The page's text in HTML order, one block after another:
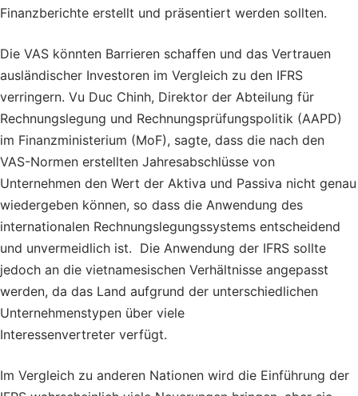
Finanzberichte erstellt und präsentiert werden sollten.
Die VAS könnten Barrieren schaffen und das Vertrauen
ausländischer Investoren im Vergleich zu den IFRS
verringern. Vu Duc Chinh, Direktor der Abteilung für
Rechnungslegung und Rechnungsprüfungspolitik (AAPD)
im Finanzministerium (MoF), sagte, dass die nach den
VAS-Normen erstellten Jahresabschlüsse von
Unternehmen den Wert der Aktiva und Passiva nicht genau
wiedergeben können, so dass die Anwendung des
internationalen Rechnungslegungssystems entscheidend
und unvermeidlich ist. Die Anwendung der IFRS sollte
jedoch an die vietnamesischen Verhältnisse angepasst
werden, da das Land aufgrund der unterschiedlichen
Unternehmenstypen über viele
Interessenvertreter verfügt.
Im Vergleich zu anderen Nationen wird die Einführung der